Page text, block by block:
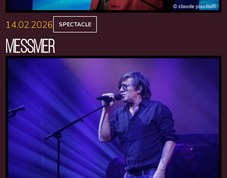
14.02.2026 SPECTACLE
MESSMER